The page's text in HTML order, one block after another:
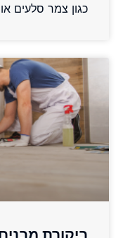
כגון צמר סלעים או